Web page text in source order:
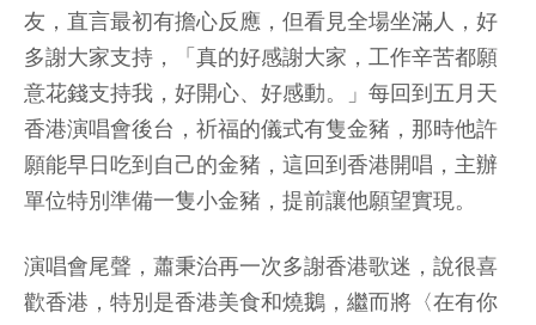
友，直言最初有擔心反應，但看見全場坐滿人，好
多謝大家支持，「真的好感謝大家，工作辛苦都願
意花錢支持我，好開心、好感動。」每回到五月天
香港演唱會後台，祈福的儀式有隻金豬，那時他許
願能早日吃到自己的金豬，這回到香港開唱，主辦
單位特別準備一隻小金豬，提前讓他願望實現。
演唱會尾聲，蕭秉治再一次多謝香港歌迷，說很喜
歡香港，特別是香港美食和燒鵝，繼而將〈在有你